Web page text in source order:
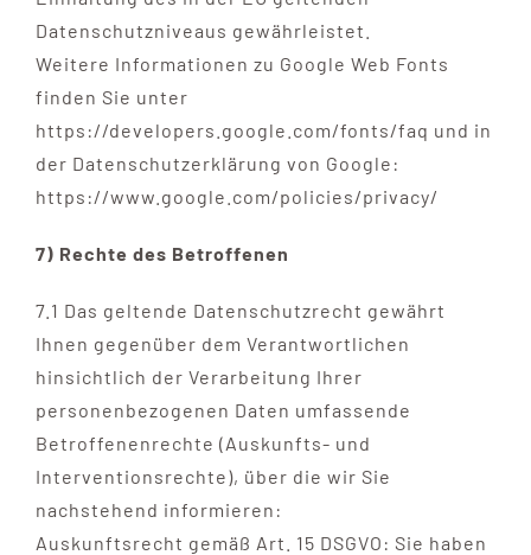
Datenschutzniveaus gewährleistet.
Weitere Informationen zu Google Web Fonts
finden Sie unter
https://developers.google.com/fonts/faq und in
der Datenschutzerklärung von Google:
https://www.google.com/policies/privacy/
7) Rechte des Betroffenen
7.1 Das geltende Datenschutzrecht gewährt
Ihnen gegenüber dem Verantwortlichen
hinsichtlich der Verarbeitung Ihrer
personenbezogenen Daten umfassende
Betroffenenrechte (Auskunfts- und
Interventionsrechte), über die wir Sie
nachstehend informieren:
Auskunftsrecht gemäß Art. 15 DSGVO: Sie haben